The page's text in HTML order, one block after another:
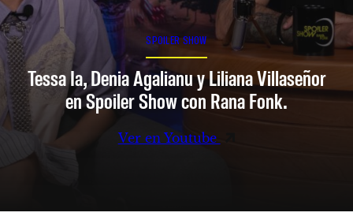
SPOILER SHOW
Tessa Ia, Denia Agalianu y Liliana Villaseñor
en Spoiler Show con Rana Fonk.
Ver en Youtube